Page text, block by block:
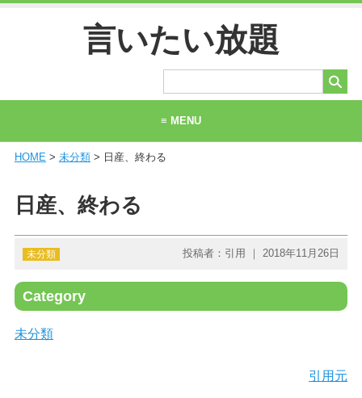
言いたい放題
≡ MENU
ホーム
HOME> 未分類> 日産、終わる
日産、終わる
未分類 投稿者：引用 ｜ 2018年11月26日
Category
未分類
引用元